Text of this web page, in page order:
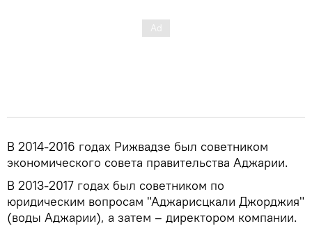
В 2014-2016 годах Рижвадзе был советником
экономического совета правительства Аджарии.
В 2013-2017 годах был советником по
юридическим вопросам "Аджарисцкали Джорджия"
(воды Аджарии), а затем – директором компании.